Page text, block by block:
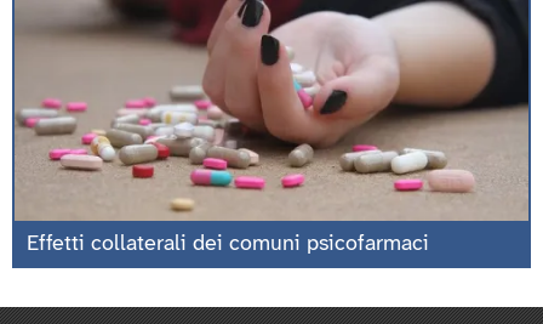
Effetti collaterali dei comuni psicofarmaci